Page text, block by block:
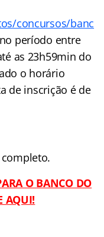
concursos/banc
período entre
as 23h59min do
o horário
de inscrição é de
O BANCO DO
AQUI!